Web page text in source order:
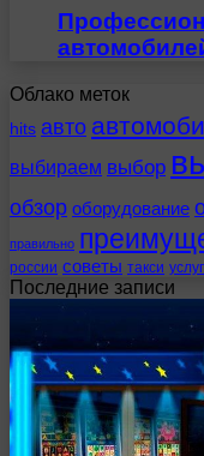
Облако меток
hits авто
выбираем выбор
обзор оборудование
правильно
россии советы такси
Последние записи